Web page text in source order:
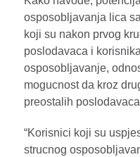
osposobljavanja lica
koji su nakon prvog
poslodavaca i
osposobljavanje,
mogucnost da kroz
preostalih
“Korisnici koji su
strucnog